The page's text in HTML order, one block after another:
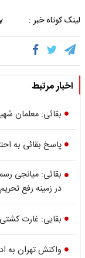
لینک کوتاه خبر :
اخبار مرتبط
بقائی: معلمان
پاسخ بقائی به
بقائی: میانجی
در زمینه رفع
بقایی: غارت
واکنش تهران به